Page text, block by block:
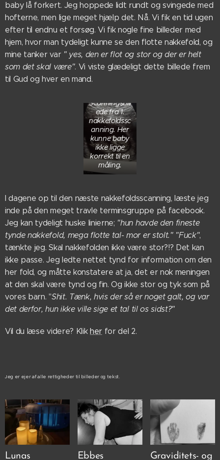
baby lå forkert. Jeg hoppede lidt rundt og svingede med
hofterne, men lige meget hjælp det. Nå. Vi fik en tid ugen
efter til endnu et forsøg. Vi fik nogle fine billeder med
hjem, hvor man tydeligt kunne se den flotte nakkefold, og
mine tanker var " yes, den er flot og stor og der er helt
som det skal være". Vi viste glædeligt dette billede frem
til Gud og hver en mand.
Scanningsbill
ede fra 1.
nakkefoldssc
anning. Her
kunne baby
ikke ligge
korrekt til en
måling.
I dagene op til den næste nakkefoldsscanning, læste jeg
inde på den meget travle terminsgruppe på facebook.
Jeg kan tydeligt huske linierne; "hun havde den fineste
tynde nakkefold, mega flotte tal- mor er stolt." "Fuck",
tænkte jeg. Skal nakkefolden ikke være stor?!? Det kan
ikke passe. Jeg ledte nettet tynd for information om den
her fold, og måtte konstatere at ja, det er nok meningen
at den skal være tynd og fin. Og ikke stor og tyk som på
vores barn. "Shit. Tænk, hvis der så er noget galt, og var
det derfor, hun ikke ville sige et tal til os sidst?"
Vil du læse videre? Klik her for del 2.
Jeg er ejer af alle rettigheder til billeder og tekst.
Lunas Ebbes Graviditets- og